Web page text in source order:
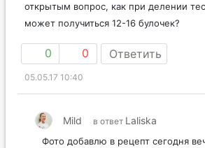
открытым вопрос, как при делении
может получиться 12-16 булочек?
0 0 Ответить
05.05.17 10:40
Mild в ответ Laliska
Фото добавлю в рецепт сегодня